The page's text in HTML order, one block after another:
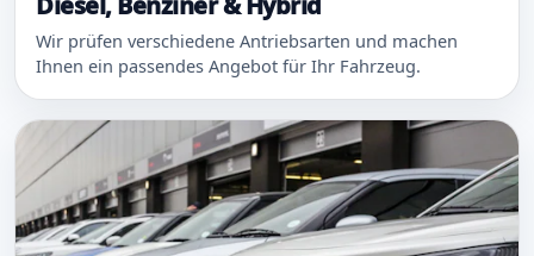
Wir prüfen verschiedene Antriebsarten und machen
Ihnen ein passendes Angebot für Ihr Fahrzeug.